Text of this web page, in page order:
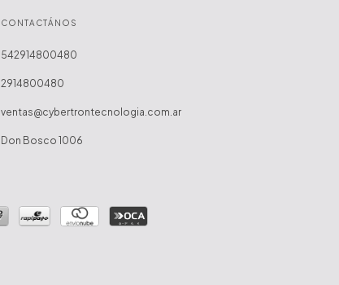
CONTACTÁNOS
542914800480
2914800480
ventas@cybertrontecnologia.com.ar
Don Bosco 1006